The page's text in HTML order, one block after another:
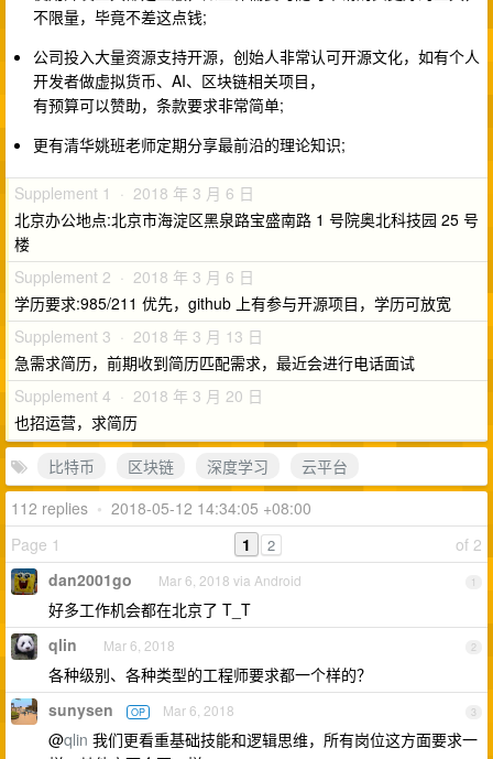
不限量，毕竟不差这点钱;
公司投入大量资源支持开源，创始人非常认可开源文化，如有个人
开发者做虚拟货币、AI、区块链相关项目，
有预算可以赞助，条款要求非常简单;
更有清华姚班老师定期分享最前沿的理论知识;
Supplement 1 · 2018 年 3 月 6 日
北京办公地点:北京市海淀区黑泉路宝盛南路 1 号院奥北科技园 25 号
楼
Supplement 2 · 2018 年 3 月 6 日
学历要求:985/211 优先，github 上有参与开源项目，学历可放宽
Supplement 3 · 2018 年 3 月 13 日
急需求简历，前期收到简历匹配需求，最近会进行电话面试
Supplement 4 · 2018 年 3 月 20 日
也招运营，求简历
比特币
区块链 深度学习
云平台
112 replies • 2018-05-12 14:34:05 +08:00
Page 1
of 2
1 2
1
dan2001go Mar 6, 2018 via Android
好多工作机会都在北京了 T_T
2
qlin Mar 6, 2018
各种级别、各种类型的工程师要求都一个样的？
3
sunysen OP Mar 6, 2018
@qlin 我们更看重基础技能和逻辑思维，所有岗位这方面要求一